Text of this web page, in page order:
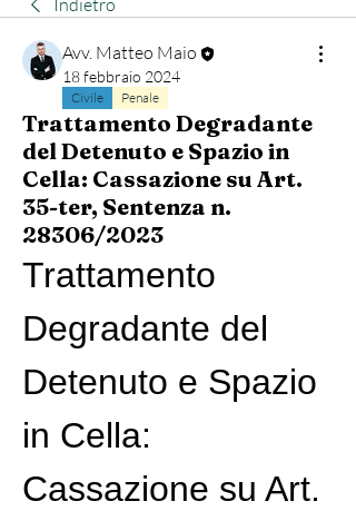
Indietro
Avv. Matteo Maio
18 febbraio 2024
Civile Penale
Trattamento Degradante
del Detenuto e Spazio in
Cella: Cassazione su Art.
35-ter, Sentenza n.
28306/2023
Trattamento
Degradante del
Detenuto e Spazio
in Cella:
Cassazione su Art.